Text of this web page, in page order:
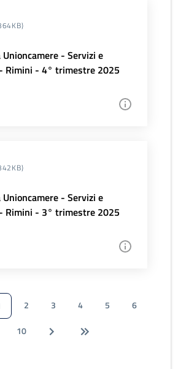
- Servizi e
Rimini - 4° trimestre 2025
- Servizi e
Rimini - 3° trimestre 2025
2 3 4 5
6
10